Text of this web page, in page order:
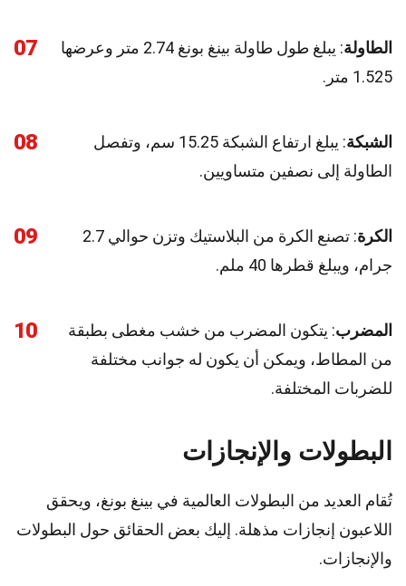
07 الطاولة
: يبلغ طول طاولة بينغ بونغ 2.74 متر وعرضها
1.525 متر.
08 الشبكة
: يبلغ ارتفاع الشبكة 15.25 سم، وتفصل
الطاولة إلى نصفين متساويين.
09 الكرة
: تصنع الكرة من البلاستيك وتزن حوالي 2.7
جرام، ويبلغ قطرها 40 ملم.
10 المضرب: يتكون المضرب من خشب مغطى بطبقة
من المطاط، ويمكن أن يكون له جوانب مختلفة
للضربات المختلفة.
البطولات والإنجازات
تُقام العديد من البطولات العالمية في بينغ بونغ، ويحقق
اللاعبون إنجازات مذهلة. إليك بعض الحقائق حول البطولات
والإنجازات.